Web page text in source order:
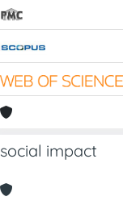
social impact